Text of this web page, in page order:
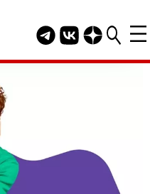
Telegram канал
Группа HELLO
Канал